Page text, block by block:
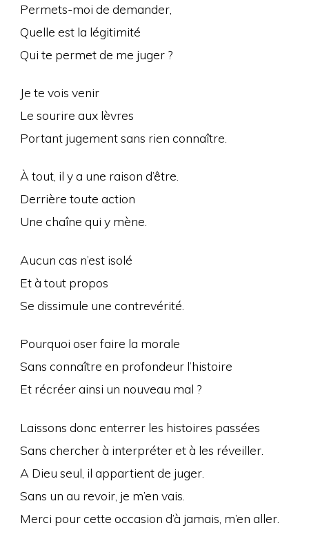
Permets-moi de demander,
Quelle est la légitimité
Qui te permet de me juger ?
Je te vois venir
Le sourire aux lèvres
Portant jugement sans rien connaître.
À tout, il y a une raison d’être.
Derrière toute action
Une chaîne qui y mène.
Aucun cas n’est isolé
Et à tout propos
Se dissimule une contrevérité.
Pourquoi oser faire la morale
Sans connaître en profondeur l’histoire
Et récréer ainsi un nouveau mal ?
Laissons donc enterrer les histoires passées
Sans chercher à interpréter et à les réveiller.
A Dieu seul, il appartient de juger.
Sans un au revoir, je m’en vais.
Merci pour cette occasion d’à jamais, m’en aller.